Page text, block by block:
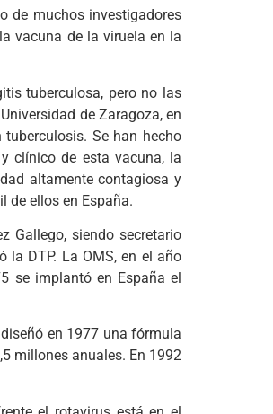
de muchos investigadores
vacuna de la viruela en la
tuberculosa, pero no las
de Zaragoza, en
Se han hecho
clínico de esta vacuna, la
altamente contagiosa y
de ellos en España.
Gallego, siendo secretario
la DTP. La OMS, en el año
se implantó en España el
en 1977 una fórmula
millones anuales. En 1992